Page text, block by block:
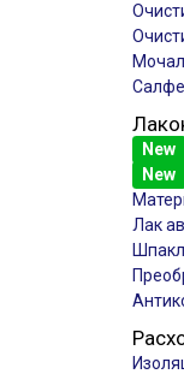
New
New
Лак